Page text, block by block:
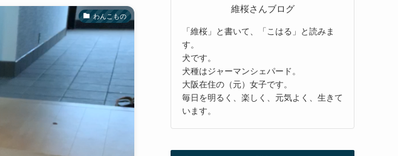
わんこもの
維桜さんブログ
「維桜」と書いて、「こはる」と読みま
す。
犬です。
犬種はジャーマンシェパード。
大阪在住の（元）女子です。
毎日を明るく、楽しく、元気よく、生きて
います。